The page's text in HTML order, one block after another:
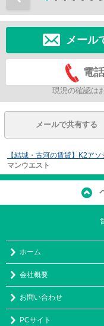
メール
電
現況の確認は
メールで共有する
【結城・古河の賃貸】K2アソ
マンウエスト
ホーム
会社概要
お問い合わせ
PCサイト